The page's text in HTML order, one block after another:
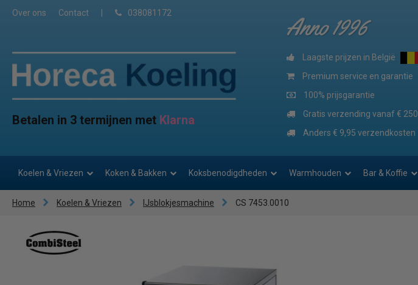
Over ons Contact 038081172
Betalen in 3 termijnen met Klarna
Anno 1996
Laagste prijzen in België
Premium service en garantie
100% prijsgarantie
Gratis verzending vanaf € 250
Anders € 9,95 verzendkosten
Koelen & Vriezen Koken & Bakken Koksbenodigdheden Warmhouden Bar & Koffie
Home Koelen & Vriezen IJsblokjesmachine CS 7453.0010